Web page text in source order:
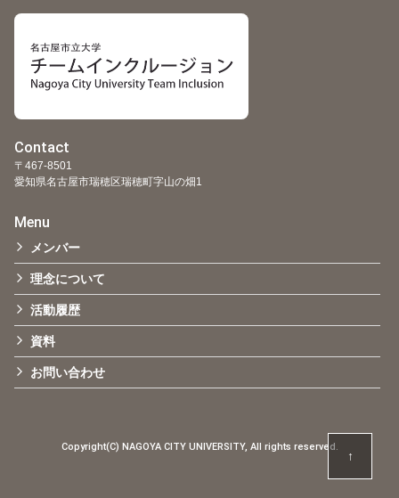
Contact
〒467-8501
愛知県名古屋市瑞穂区瑞穂町字山の畑1
Menu
メンバー
理念について
活動履歴
資料
お問い合わせ
Copyright(C) NAGOYA CITY UNIVERSITY, All rights reserved.
↑